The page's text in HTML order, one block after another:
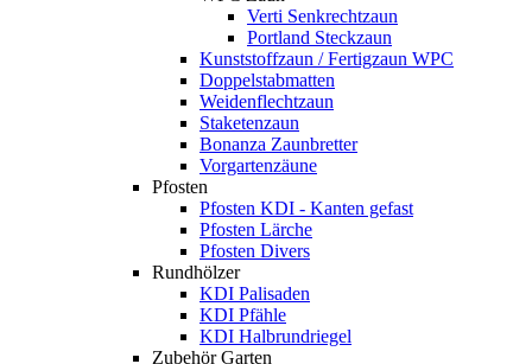
Verti Senkrechtzaun
Portland Steckzaun
Kunststoffzaun / Fertigzaun WPC
Doppelstabmatten
Weidenflechtzaun
Staketenzaun
Bonanza Zaunbretter
Vorgartenzäune
Pfosten
Pfosten KDI - Kanten gefast
Pfosten Lärche
Pfosten Divers
Rundhölzer
KDI Palisaden
KDI Pfähle
KDI Halbrundriegel
Zubehör Garten